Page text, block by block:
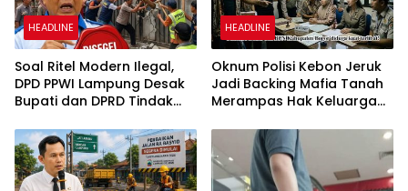
HEADLINE
Soal Ritel Modern Ilegal,
DPD PPWI Lampung Desak
Bupati dan DPRD Tindak
No 02/2016
HEADLINE
Oknum Polisi Kebon Jeruk
Jadi Backing Mafia Tanah
Merampas Hak Keluarga
Sutarman